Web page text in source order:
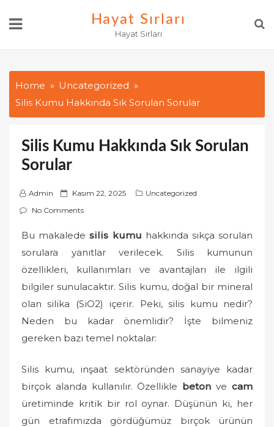
Hayat Sırları
Hayat Sırları
Home
Uncategorized
Silis Kumu Hakkında Sık Sorulan Sorular
Silis Kumu Hakkında Sık Sorulan
Sorular
Admin
P
o
t
Kasım 22, 2025
Uncategorized
No Comments
Bu makaledesilis kumu hakkında sıkça sorulan
sorulara yanıtlar verilecek. Silis kumunun
özellikleri, kullanımları ve avantajları ile ilgili
bilgiler sunulacaktır. Silis kumu, doğal bir mineral
olan silika (SiO2) içerir. Peki, silis kumu nedir?
Neden bu kadar önemlidir? İşte bilmeniz
gereken bazı temel noktalar:
Silis kumu, inşaat sektöründen sanayiye kadar
birçok alanda kullanılır. Özellikle beton vecam
üretiminde kritik bir rol oynar. Düşünün ki, her
gün etrafımızda gördüğümüz birçok ürünün